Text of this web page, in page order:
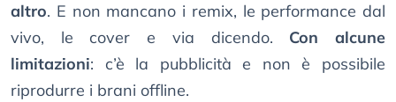
altro. E non mancano i remix, le performance dal
vivo, le cover e via dicendo. Con alcune
limitazioni: c’è la pubblicità e non è possibile
riprodurre i brani offline.